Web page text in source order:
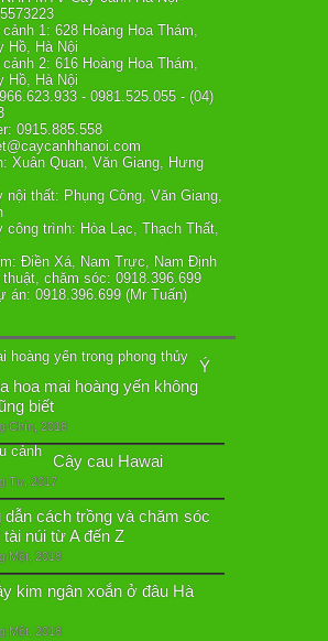
1: 628 Hoàng Hoa Thám,
Hồ, Hà Nội
2: 616 Hoàng Hoa Thám,
Hồ, Hà Nội
- 0981.525.055 - (04)
0915.885.558
Xuân Quan, Văn Giang, Hưng
thất: Phụng Công, Văn Giang,
trình: Hòa Lạc, Thạch Thất,
Điền Xá, Nam Trực, Nam Định
chăm sóc: 0918.396.699
án: 0918.396.699 (Mr Tuấn)
Ý
hoa mai hoàng yến không
biết
Chín, 2018
Cây cau Hawai
Tư, 2017
cách trồng và chăm sóc
núi từ A đến Z
Một, 2018
kim ngân xoắn ở đâu Hà
Một, 2018